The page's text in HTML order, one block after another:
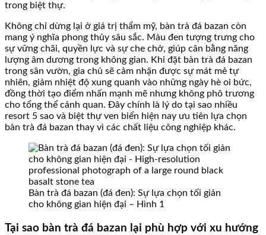
trong biệt thự.
Không chỉ dừng lại ở giá trị thẩm mỹ, bàn trà đá bazan còn
mang ý nghĩa phong thủy sâu sắc. Màu đen tượng trưng cho
sự vững chãi, quyền lực và sự che chở, giúp cân bằng năng
lượng âm dương trong không gian. Khi đặt bàn trà đá bazan
trong sân vườn, gia chủ sẽ cảm nhận được sự mát mẻ tự
nhiên, giảm nhiệt độ xung quanh vào những ngày hè oi bức,
đồng thời tạo điểm nhấn mạnh mẽ nhưng không phô trương
cho tổng thể cảnh quan. Đây chính là lý do tại sao nhiều
resort 5 sao và biệt thự ven biển hiện nay ưu tiên lựa chọn
bàn trà đá bazan thay vì các chất liệu công nghiệp khác.
Bàn trà đá bazan (đá đen): Sự lựa chọn tối giản
cho không gian hiện đại – Hình 1
Tại sao bàn trà đá bazan lại phù hợp với xu hướng